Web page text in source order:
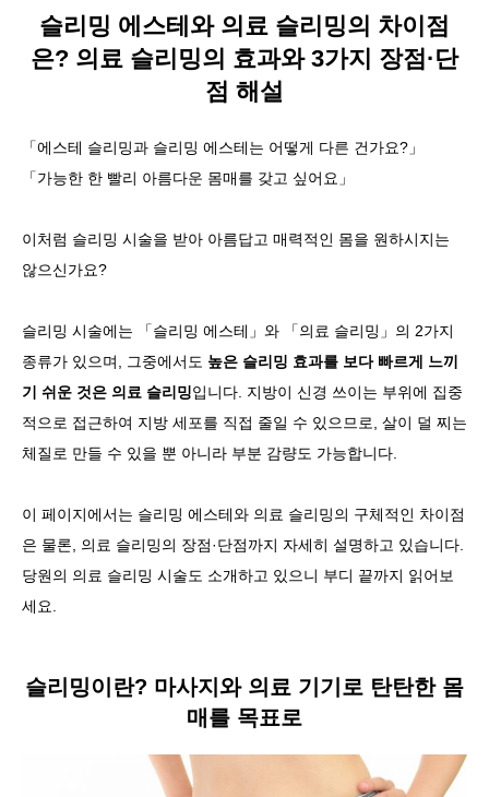
슬리밍 에스테와 의료 슬리밍의 차이점
은? 의료 슬리밍의 효과와 3가지 장점·단
점 해설
「에스테 슬리밍과 슬리밍 에스테는 어떻게 다른 건가요?」
「가능한 한 빨리 아름다운 몸매를 갖고 싶어요」
이처럼 슬리밍 시술을 받아 아름답고 매력적인 몸을 원하시지는
않으신가요?
슬리밍 시술에는 「슬리밍 에스테」와 「의료 슬리밍」의 2가지
종류가 있으며, 그중에서도 높은 슬리밍 효과를 보다 빠르게 느끼
기 쉬운 것은 의료 슬리밍입니다. 지방이 신경 쓰이는 부위에 집중
적으로 접근하여 지방 세포를 직접 줄일 수 있으므로, 살이 덜 찌는
체질로 만들 수 있을 뿐 아니라 부분 감량도 가능합니다.
이 페이지에서는 슬리밍 에스테와 의료 슬리밍의 구체적인 차이점
은 물론, 의료 슬리밍의 장점·단점까지 자세히 설명하고 있습니다.
당원의 의료 슬리밍 시술도 소개하고 있으니 부디 끝까지 읽어보
세요.
슬리밍이란? 마사지와 의료 기기로 탄탄한 몸
매를 목표로
기타